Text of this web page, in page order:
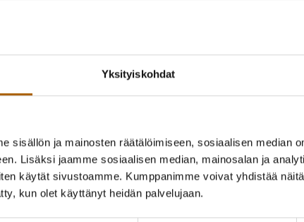
Yksityiskohdat
sisällön ja mainosten räätälöimiseen, sosiaalisen median
Lisäksi jaamme sosiaalisen median, mainosalan ja
käytät sivustoamme. Kumppanimme voivat yhdistää
kun olet käyttänyt heidän palvelujaan.